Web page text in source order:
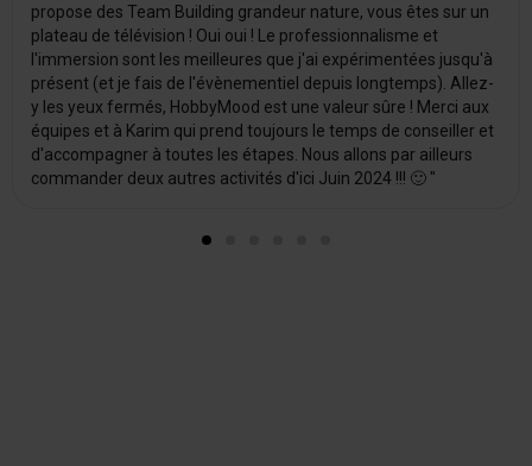
propose des Team Building grandeur nature, vous êtes sur un
plateau de télévision ! Oui oui ! Le professionnalisme et
l'immersion sont les meilleures que j'ai expérimentées jusqu'à
présent (et je fais de l'évènementiel depuis longtemps). Allez-
y les yeux fermés, HobbyMood est une valeur sûre ! Merci aux
équipes et à Karim qui prend toujours le temps de conseiller et
d'accompagner à toutes les étapes. Nous allons par ailleurs
commander deux autres activités d'ici Juin 2024 !!! 🙂 "